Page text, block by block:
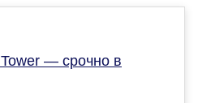
— срочно в